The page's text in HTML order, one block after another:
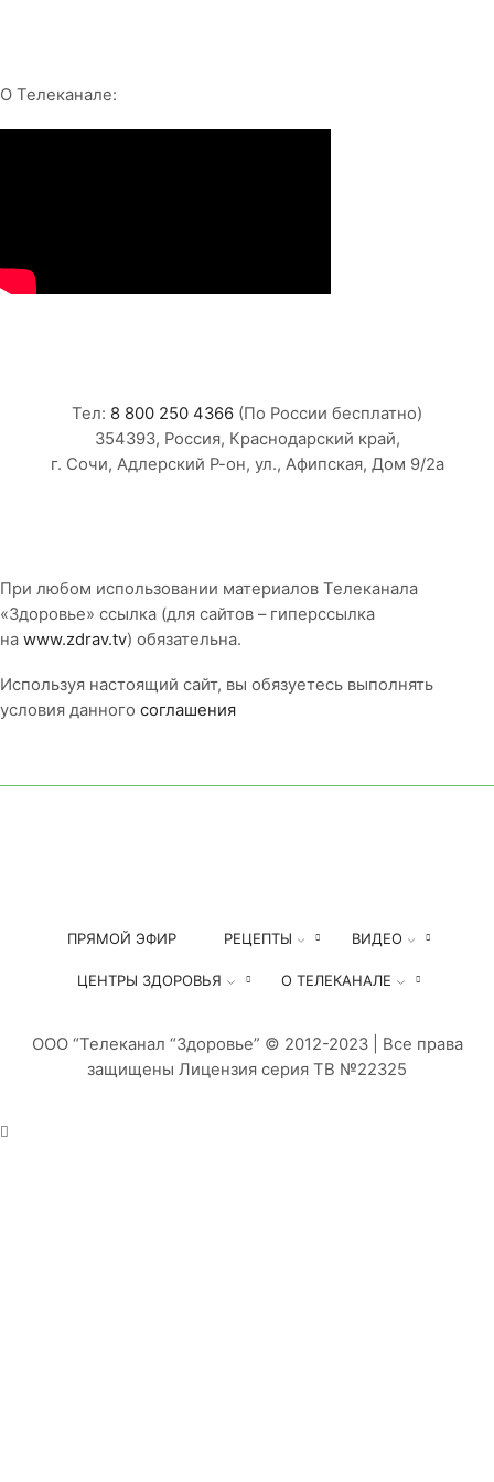
О Телеканале:
Тел: 8 800 250 4366 (По России бесплатно)
354393, Россия, Краснодарский край,
г. Сочи, Адлерский Р-он, ул., Афипская, Дом 9/2а
При любом использовании материалов Телеканала
«Здоровье» ссылка (для сайтов – гиперссылка
на www.zdrav.tv) обязательна.
Используя настоящий сайт, вы обязуетесь выполнять
условия данного соглашения
ПРЯМОЙ ЭФИР РЕЦЕПТЫ ВИДЕО
ЦЕНТРЫ ЗДОРОВЬЯ О ТЕЛЕКАНАЛЕ
ООО “Телеканал “Здоровье” © 2012-2023 | Все права
защищены Лицензия серия ТВ №22325